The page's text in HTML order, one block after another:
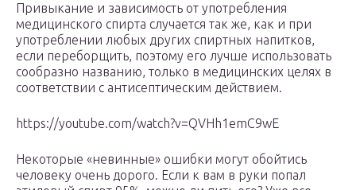
Привыкание и зависимость от употребления
медицинского спирта случается так же, как и при
употреблении любых других спиртных напитков,
если переборщить, поэтому его лучше использовать
сообразно названию, только в медицинских целях в
соответствии с антисептическим действием.
https://youtube.com/watch?v=QVHh1emC9wE
Некоторые «невинные» ошибки могут обойтись
человеку очень дорого. Если к вам в руки попал